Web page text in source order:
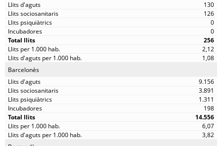
130
126
0
0
256
2,12
1,08
Barcelonès
9.156
3.891
1.311
198
14.556
6,07
3,82